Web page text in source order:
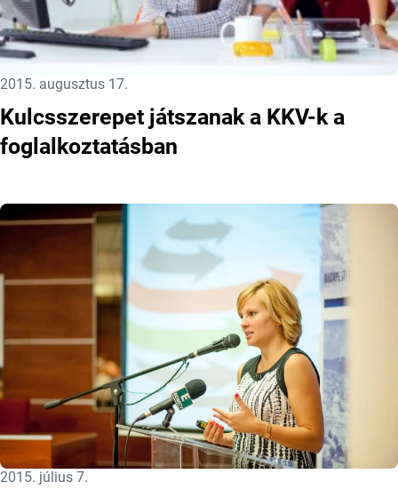
Közzétéve:
2015. augusztus 17.
Kulcsszerepet játszanak a KKV-k a
foglalkoztatásban
Közzétéve:
2015. július 7.